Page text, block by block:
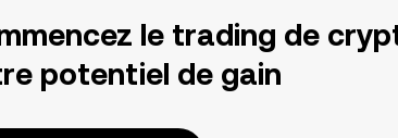
le trading de
potentiel de gain